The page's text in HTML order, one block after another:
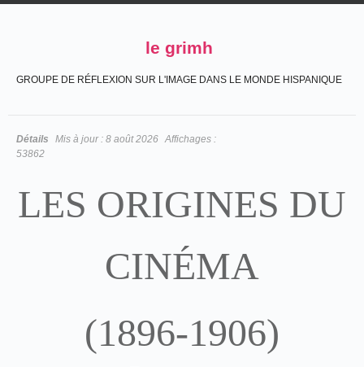
le grimh
GROUPE DE RÉFLEXION SUR L'IMAGE DANS LE MONDE HISPANIQUE
Détails Mis à jour : 8 août 2026 Affichages :
53862
LES ORIGINES DU
CINÉMA
(1896-1906)